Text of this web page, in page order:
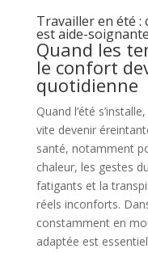
Travailler en été :
est aide-
Quand les
le confort
quotidienne
Quand l’été
vite devenir
santé, notamment
chaleur, les gestes
fatigants et la
réels inconforts.
constamment en
adaptée est